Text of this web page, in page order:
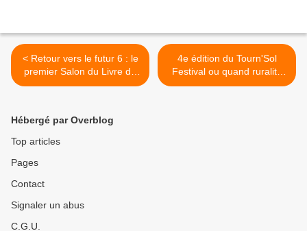
< Retour vers le futur 6 : le
premier Salon du Livre du
Monde Arabe à Nancy
4e édition du Tourn'Sol
Festival ou quand ruralité
rime avec jeunesse, culture
Hébergé par Overblog
Top articles
Pages
Contact
Signaler un abus
C.G.U.